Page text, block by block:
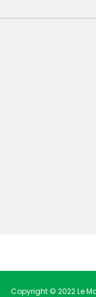
Copyright © 2022 Le